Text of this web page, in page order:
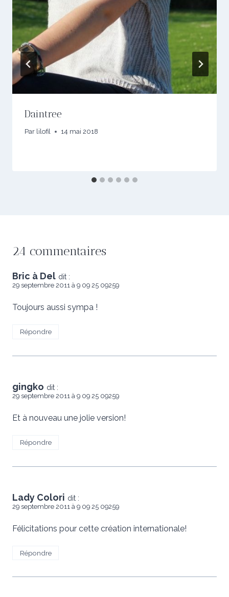
Daintree
Par lilofil 14 mai 2018
24 commentaires
Bric à Del dit :
29 septembre 2011 à 9 09 25 09259
Toujours aussi sympa !
Répondre
gingko dit :
29 septembre 2011 à 9 09 25 09259
Et à nouveau une jolie version!
Répondre
Lady Colori dit :
29 septembre 2011 à 9 09 25 09259
Félicitations pour cette création internationale!
Répondre